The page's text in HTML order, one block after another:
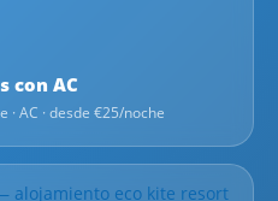
con AC
AC · desde €25/noche